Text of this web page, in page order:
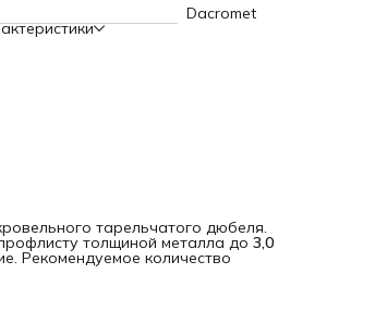
Dacromet
тарельчатого дюбеля.
толщиной металла до 3,0
Рекомендуемое количество